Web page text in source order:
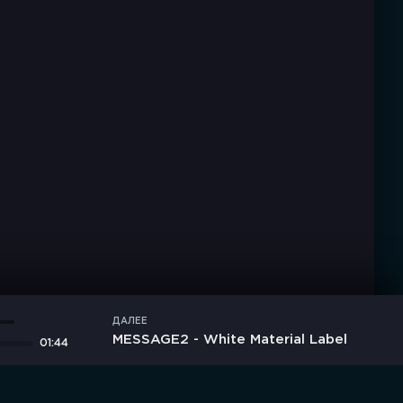
01:44
ДАЛЕЕ
MESSAGE2 - White Material Label